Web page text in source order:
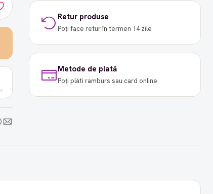
Retur produse
Poți face retur în termen 14 zile
Metode de plată
Poți plăti ramburs sau card online